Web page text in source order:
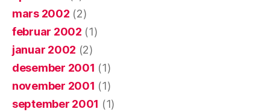
mars 2002 (2)
februar 2002 (1)
januar 2002 (2)
desember 2001 (1)
november 2001 (1)
september 2001 (1)